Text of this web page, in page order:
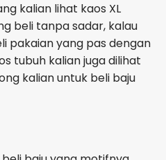
kalian lihat kaos XL
beli tanpa sadar, kalau
pakaian yang pas dengan
tubuh kalian juga dilihat
kalian untuk beli baju